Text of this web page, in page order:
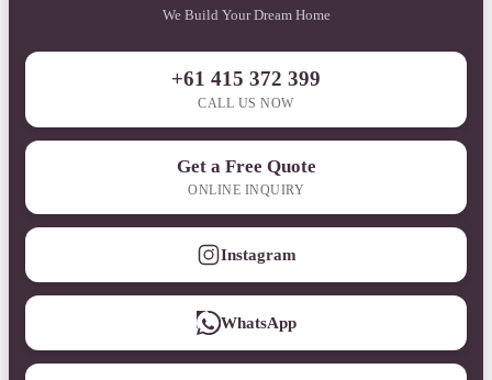
We Build Your Dream Home
+61 415 372 399
CALL US NOW
Get a Free Quote
ONLINE INQUIRY
Instagram
WhatsApp